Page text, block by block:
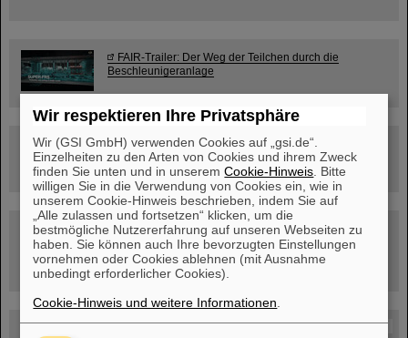
FAIR-Trailer: Der Weg der Teilchen durch die
Beschleunigeranlage
Rundflug über die FAIR-Baustelle
Besichtigung von GSI/FAIR –
jetzt Termin buchen!
Blog Beam On
Wir respektieren Ihre Privatsphäre
Wir (GSI GmbH) verwenden Cookies auf „gsi.de“.
Einzelheiten zu den Arten von Cookies und ihrem Zweck
finden Sie unten und in unseremCookie-Hinweis . Bitte
willigen Sie in die Verwendung von Cookies ein, wie in
unserem Cookie-Hinweis beschrieben, indem Sie auf
„Alle zulassen und fortsetzen“ klicken, um die
bestmögliche Nutzererfahrung auf unseren Webseiten zu
haben. Sie können auch Ihre bevorzugten Einstellungen
vornehmen oder Cookies ablehnen (mit Ausnahme
unbedingt erforderlicher Cookies).
Cookie-Hinweis und weitere Informationen